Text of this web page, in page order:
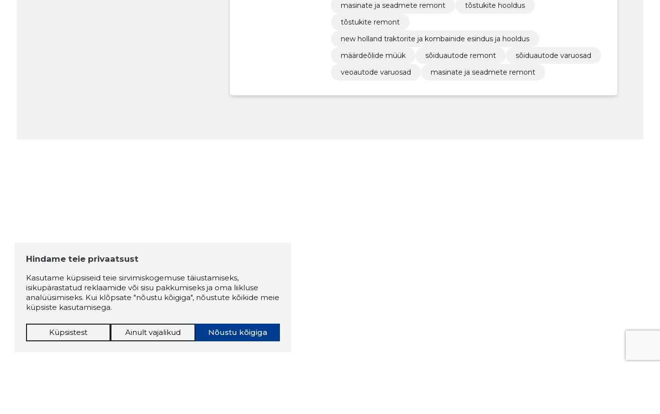
masinate ja seadmete remont
tõstukite hooldus
tõstukite remont
new holland traktorite ja kombainide esindus ja hooldus
määrdeõlide müük
sõiduautode remont
sõiduautode varuosad
veoautode varuosad
masinate ja seadmete remont
Hindame teie privaatsust
Kasutame küpsiseid teie sirvimiskogemuse täiustamiseks,
isikupärastatud reklaamide või sisu pakkumiseks ja oma liikluse
analüüsimiseks. Kui klõpsate "nõustu kõigiga", nõustute kõikide meie
küpsiste kasutamisega.
Nõustu kõigiga
Küpsistest Ainult vajalikud